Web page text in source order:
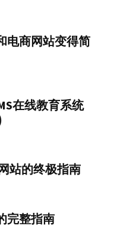
电商网站变得简
在线教育系统
站的终极指南
完整指南